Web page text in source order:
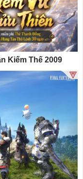
Kiếm Thế 2009